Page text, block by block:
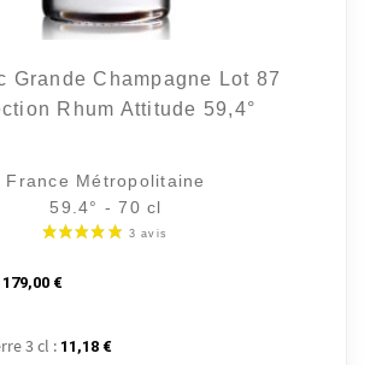
Grande Champagne Lot 87
Rhum Attitude 59,4°
France Métropolitaine
59.4° - 70 cl
179,00 €
3 cl : 11,18 €